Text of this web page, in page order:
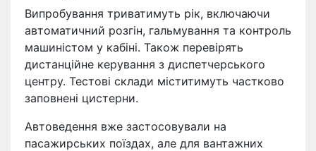
Випробування триватимуть рік, включаючи
автоматичний розгін, гальмування та контроль
машиністом у кабіні. Також перевірять
дистанційне керування з диспетчерського
центру. Тестові склади міститимуть частково
заповнені цистерни.
Автоведення вже застосовували на
пасажирських поїздах, але для вантажних